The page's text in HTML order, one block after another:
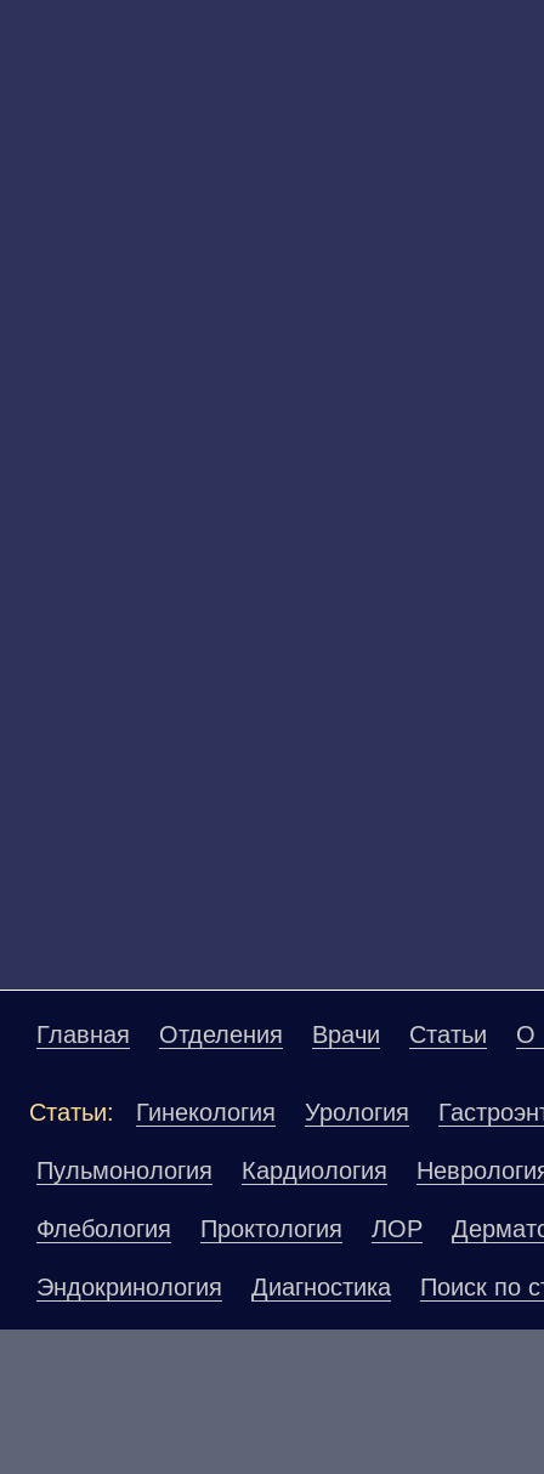
Главная Отделения Врачи Статьи О
Статьи: Гинекология Урология
Пульмонология Кардиология
Флебология Проктология ЛОР
Эндокринология Диагностика Поиск по